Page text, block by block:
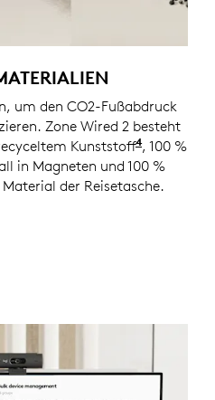
um den CO2-Fußabdruck
Zone Wired 2 besteht
Kunststoff4, 100 %
in Magneten und 100 %
der Reisetasche.